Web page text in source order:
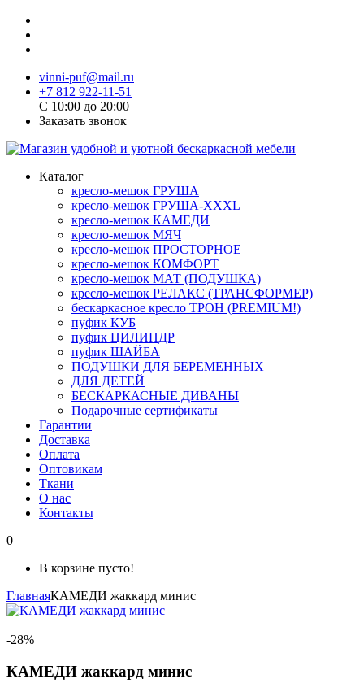
vinni-puf@mail.ru
+7 812 922-11-51
C 10:00 до 20:00
Заказать звонок
Каталог
кресло-мешок ГРУША
кресло-мешок ГРУША-XXXL
кресло-мешок КАМЕДИ
кресло-мешок МЯЧ
кресло-мешок ПРОСТОРНОЕ
кресло-мешок КОМФОРТ
кресло-мешок МАТ (ПОДУШКА)
кресло-мешок РЕЛАКС (ТРАНСФОРМЕР)
бескаркасное кресло ТРОН (PREMIUM!)
пуфик КУБ
пуфик ЦИЛИНДР
пуфик ШАЙБА
ПОДУШКИ ДЛЯ БЕРЕМЕННЫХ
ДЛЯ ДЕТЕЙ
БЕСКАРКАСНЫЕ ДИВАНЫ
Подарочные сертификаты
Гарантии
Доставка
Оплата
Оптовикам
Ткани
О нас
Контакты
0
В корзине пусто!
ГлавнаяКАМЕДИ жаккард минис
-28%
КАМЕДИ жаккард минис